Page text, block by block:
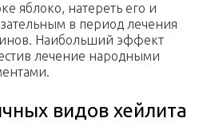
яблоко, натереть его и
в период лечения
Наибольший эффект
лечение народными
видов хейлита